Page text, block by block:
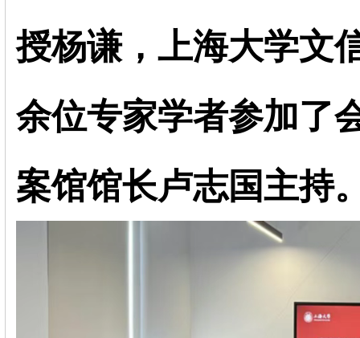
授杨谦，上海大学文
余位专家学者参加了
案馆馆长卢志国主持